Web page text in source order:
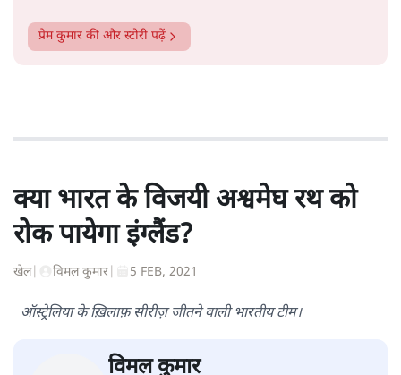
प्रेम कुमार की और स्टोरी पढ़ें
क्या भारत के विजयी अश्वमेघ रथ को
रोक पायेगा इंग्लैंड?
खेल| विमल कुमार 5 FEB, 2021